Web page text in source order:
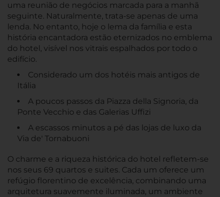
uma reunião de negócios marcada para a manhã
seguinte. Naturalmente, trata-se apenas de uma
lenda. No entanto, hoje o lema da família e esta
história encantadora estão eternizados no emblema
do hotel, visível nos vitrais espalhados por todo o
edifício.
Considerado um dos hotéis mais antigos de
Itália
A poucos passos da Piazza della Signoria, da
Ponte Vecchio e das Galerias Uffizi
A escassos minutos a pé das lojas de luxo da
Via de' Tornabuoni
O charme e a riqueza histórica do hotel refletem-se
nos seus 69 quartos e suites. Cada um oferece um
refúgio florentino de excelência, combinando uma
arquitetura suavemente iluminada, um ambiente